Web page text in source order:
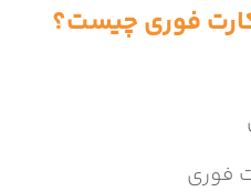
فوری چیست؟
فوری